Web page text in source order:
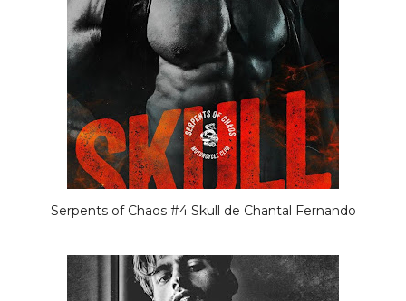
Serpents of Chaos #4 Skull de Chantal Fernando